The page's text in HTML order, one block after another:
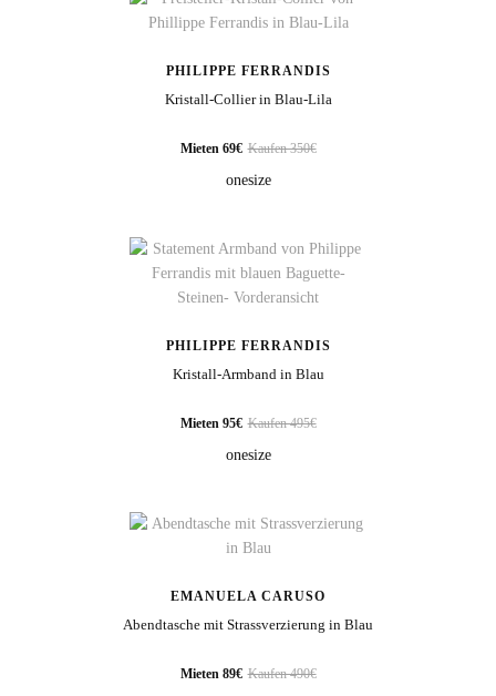
PHILIPPE FERRANDIS
Kristall-Collier in Blau-Lila
Mieten 69€ Kaufen 350€
onesize
PHILIPPE FERRANDIS
Kristall-Armband in Blau
Mieten 95€ Kaufen 495€
onesize
EMANUELA CARUSO
Abendtasche mit Strassverzierung in Blau
Mieten 89€ Kaufen 490€